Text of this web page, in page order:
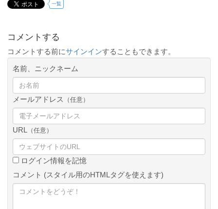
一覧
コメントする
コメントする前にサインインすることもできます。
名前、ニックネーム
メールアドレス （任意）
URL （任意）
ログイン情報を記憶
コメント (スタイル用のHTMLタグを使えます)